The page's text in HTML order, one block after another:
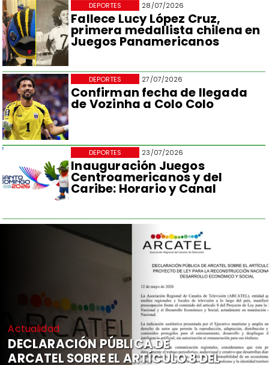
28/07/2026
Fallece Lucy López Cruz,
primera medallista chilena en
Juegos Panamericanos
DEPORTES
27/07/2026
Confirman fecha de llegada
de Vozinha a Colo Colo
DEPORTES
23/07/2026
Inauguración Juegos
Centroamericanos y del
Caribe: Horario y Canal
DEPORTES
Actualidad
DECLARACIÓN PÚBLICA DE
ARCATEL SOBRE EL ARTÍCULO 8 DEL